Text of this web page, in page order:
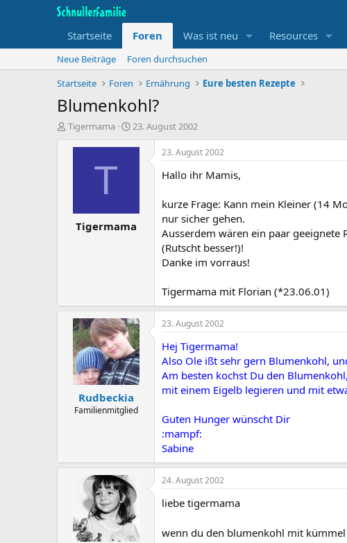
Startseite Foren Was ist neu Resources
Neue Beiträge
Foren durchsuchen
Startseite
Foren Ernährung Eure besten Rezepte
Blumenkohl?
T
Tigermama
B
g
a
t
23. August 2002
T
Tigermama
23. August 2002
Hallo ihr Mamis,
kurze Frage: Kann mein Kleiner (14
nur sicher gehen.
Ausserdem wären ein paar geeignete
(Rutscht besser!)!
Danke im vorraus!
Tigermama mit Florian (*23.06.01)
Rudbeckia
Familienmitglied
23. August 2002
Hej Tigermama!
Also Ole ißt sehr gern Blumenkohl,
Am besten kochst Du den
mit einem Eigelb legieren und mit
Guten Hunger wünscht Dir
:mampf:
Sabine
24. August 2002
liebe tigermama
wenn du den blumenkohl mit